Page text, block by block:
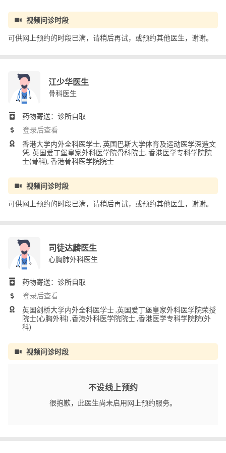
视频问诊时段
可供网上预约的时段已满，请稍后再试，或预约其他医生，谢谢。
江少华医生
骨科医生
药物寄送：诊所自取
登录后查看
香港大学内外全科医学士, 英国巴斯大学体育及运动医学深造文
凭, 英国爱丁堡皇家外科医学院骨科院士, 香港医学专科学院院
士(骨科), 香港骨科医学院院士
视频问诊时段
可供网上预约的时段已满，请稍后再试，或预约其他医生，谢谢。
司徒达麟医生
心胸肺外科医生
药物寄送：诊所自取
登录后查看
英国剑桥大学内外全科医学士 ,英国爱丁堡皇家外科医学院荣授
院士(心胸外科) ,香港外科医学院院士 ,香港医学专科学院院(外
科)
视频问诊时段
不设线上预约
很抱歉，此医生尚未启用网上预约服务。